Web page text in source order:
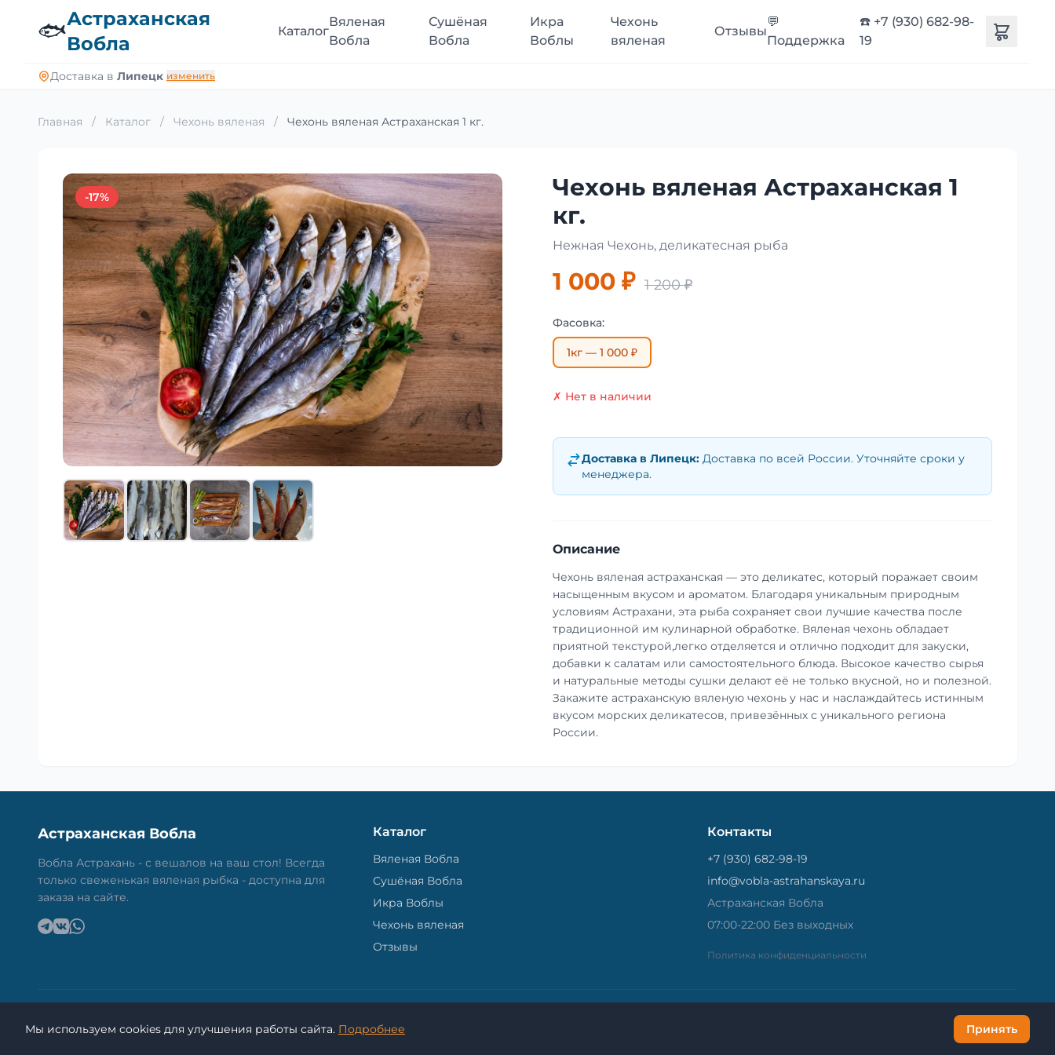
🐟Астраханская
Вобла
Каталог
Вяленая
Вобла
Сушёная
Вобла
Икра
Воблы
Чехонь
вяленая
Отзывы
💬
Поддержка
☎️ +7 (930) 682-98-
19
Доставка в Липецк изменить
Главная / Каталог / Чехонь вяленая / Чехонь вяленая Астраханская 1 кг.
-17%
Чехонь вяленая Астраханская 1
кг.
Нежная Чехонь, деликатесная рыба
1 000 ₽ 1 200 ₽
Фасовка:
1кг — 1 000 ₽
✗ Нет в наличии
Доставка в Липецк: Доставка по всей России. Уточняйте сроки у
менеджера.
Описание
Чехонь вяленая астраханская — это деликатес, который поражает своим
насыщенным вкусом и ароматом. Благодаря уникальным природным
условиям Астрахани, эта рыба сохраняет свои лучшие качества после
традиционной им кулинарной обработке. Вяленая чехонь обладает
приятной текстурой,легко отделяется и отлично подходит для закуски,
добавки к салатам или самостоятельного блюда. Высокое качество сырья
и натуральные методы сушки делают её не только вкусной, но и полезной.
Закажите астраханскую вяленую чехонь у нас и наслаждайтесь истинным
вкусом морских деликатесов, привезённых с уникального региона
России.
Астраханская Вобла
Вобла Астрахань - с вешалов на ваш стол! Всегда
только свеженькая вяленая рыбка - доступна для
заказа на сайте.
Каталог
Вяленая Вобла
Сушёная Вобла
Икра Воблы
Чехонь вяленая
Отзывы
Контакты
+7 (930) 682-98-19
info@vobla-astrahanskaya.ru
Астраханская Вобла
07:00-22:00 Без выходных
Политика конфиденциальности
Мы используем cookies для улучшения работы сайта. Подробнее Принять